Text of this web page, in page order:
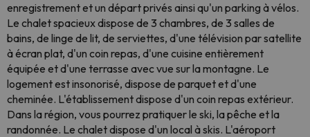
enregistrement et un départ privés ainsi qu'un parking à vélos.
Le chalet spacieux dispose de 3 chambres, de 3 salles de
bains, de linge de lit, de serviettes, d'une télévision par satellite
à écran plat, d'un coin repas, d'une cuisine entièrement
équipée et d'une terrasse avec vue sur la montagne. Le
logement est insonorisé, dispose de parquet et d'une
cheminée. L'établissement dispose d'un coin repas extérieur.
Dans la région, vous pourrez pratiquer le ski, la pêche et la
randonnée. Le chalet dispose d'un local à skis. L'aéroport